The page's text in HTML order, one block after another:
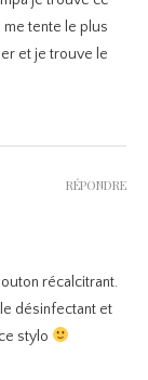
tente le plus
et je trouve le
récalcitrant.
désinfectant et
stylo
RÉPONDRE